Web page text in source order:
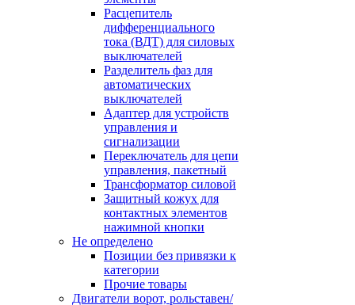
Расцепитель
дифференциального
тока (ВДТ) для силовых
выключателей
Разделитель фаз для
автоматических
выключателей
Адаптер для устройств
управления и
сигнализации
Переключатель для цепи
управления, пакетный
Трансформатор силовой
Защитный кожух для
контактных элементов
нажимной кнопки
Не определено
Позиции без привязки к
категории
Прочие товары
Двигатели ворот, рольставен/